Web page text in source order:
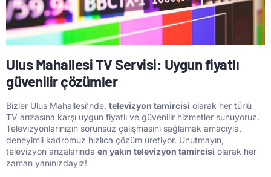
Ulus Mahallesi TV Servisi: Uygun fiyatlı
güvenilir çözümler
Bizler Ulus Mahallesi’nde, televizyon tamircisi olarak her türlü
TV arızasına karşı uygun fiyatlı ve güvenilir hizmetler sunuyoruz.
Televizyonlarınızın sorunsuz çalışmasını sağlamak amacıyla,
deneyimli kadromuz hızlıca çözüm üretiyor. Unutmayın,
televizyon arızalarında en yakın televizyon tamircisi olarak her
zaman yanınızdayız!